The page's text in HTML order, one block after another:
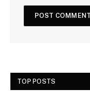
TOP POSTS